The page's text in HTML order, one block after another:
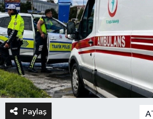
Paylaş A-